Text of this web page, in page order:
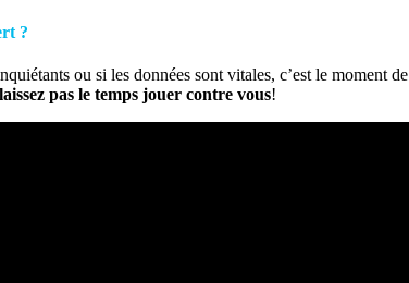
?
ou si les données sont vitales, c’est le moment de
pas le temps jouer contre vous!